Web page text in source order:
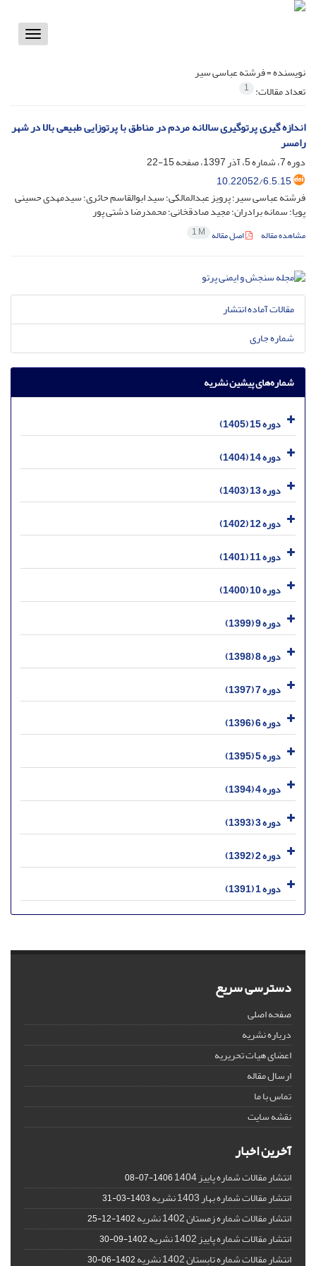
Toggle
نویسنده =فرشته عباسی سیر
تعداد مقالات: 1
اندازه گیری پرتوگیری سالانه مردم در مناطق با پرتوزایی طبیعی بالا در شهر
رامسر
دوره 7، شماره 5، آذر 1397، صفحه
15-22
10.22052/6.5.15
فرشته عباسی سیر؛ پرویز عبدالمالکی؛ سید ابوالقاسم حائری؛ سیدمهدی حسینی
پویا؛ سمانه برادران؛ مجید صادقخانی؛ محمدرضا دشتی پور
مشاهده مقاله اصل مقاله 1 M
مقالات آماده انتشار
شماره جاری
شماره‌های پیشین نشریه
دوره 15 (1405)
دوره 14 (1404)
دوره 13 (1403)
دوره 12 (1402)
دوره 11 (1401)
دوره 10 (1400)
دوره 9 (1399)
دوره 8 (1398)
دوره 7 (1397)
دوره 6 (1396)
دوره 5 (1395)
دوره 4 (1394)
دوره 3 (1393)
دوره 2 (1392)
دوره 1 (1391)
دسترسی سریع
صفحه اصلی
درباره نشریه
اعضای هیات تحریریه
ارسال مقاله
تماس با ما
نقشه سایت
آخرین اخبار
انتشار مقالات شماره پاییز 1404 1406-07-08
انتشار مقالات شماره بهار 1403 نشریه 1403-03-31
انتشار مقالات شماره زمستان 1402 نشریه 1402-12-25
انتشار مقالات شماره پاییز 1402 نشریه 1402-09-30
انتشار مقالات شماره تابستان 1402 نشریه 1402-06-30